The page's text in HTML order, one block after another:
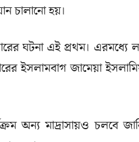
চালানো হয়।
ঘটনা এই প্রথম। এরমধ্যে
ইসলামবাগ জা‌মেয়া
অন্য মাদ্রাসায়ও চলবে